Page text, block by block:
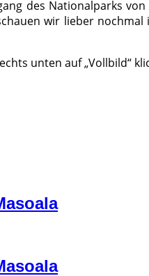
des Nationalparks
wir lieber
unten auf „Vollbild“